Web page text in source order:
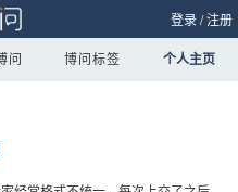
登录/注册
问 博问标签 个人主页